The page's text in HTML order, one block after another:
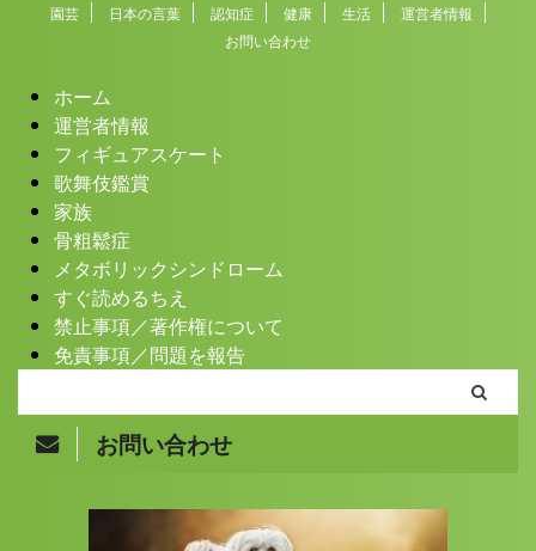
園芸
日本の言葉 認知症 健康 生活
運営者情報
お問い合わせ
ホーム
運営者情報
フィギュアスケート
歌舞伎鑑賞
家族
骨粗鬆症
メタボリックシンドローム
すぐ読めるちえ
禁止事項／著作権について
免責事項／問題を報告
お問い合わせ